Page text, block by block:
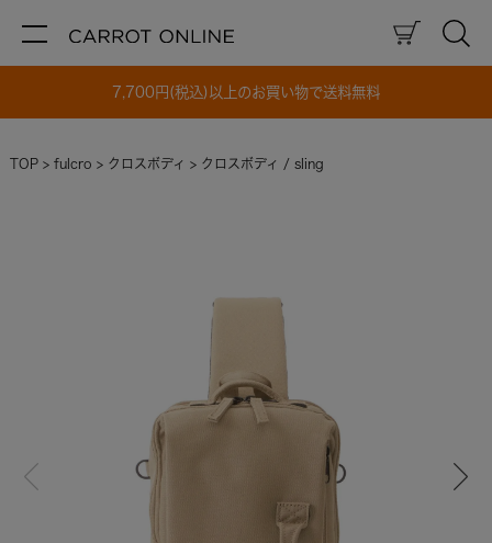
7,700円(税込)以上のお買い物で送料無料
TOP fulcro クロスボディ クロスボディ / sling